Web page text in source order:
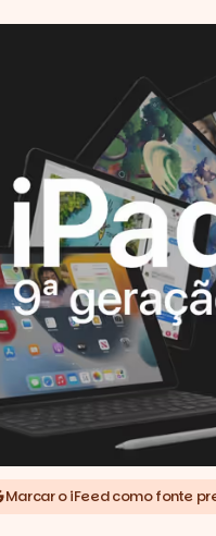
Marcar o iFeed como fonte